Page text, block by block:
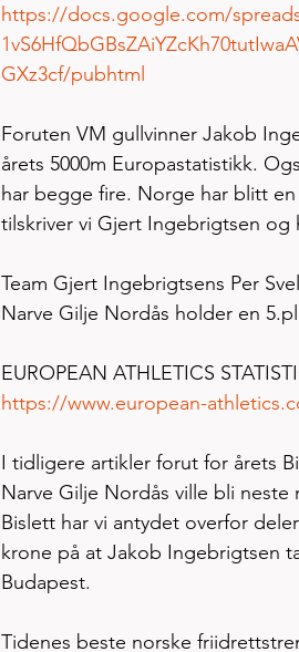
https://docs.google.com/
GXz3cf/pubhtml
Foruten VM gullvinner Jakob
årets 5000m Europastatistikk.
har begge fire. Norge har blitt
tilskriver vi Gjert Ingebrigtsen og
Team Gjert Ingebrigtsens Per
Narve Gilje Nordås holder en
EUROPEAN ATHLETICS
https://www.european-
I tidligere artikler forut for årets
Narve Gilje Nordås ville bli
Bislett har vi antydet overfor
krone på at Jakob Ingebrigtsen
Budapest.
Tidenes beste norske